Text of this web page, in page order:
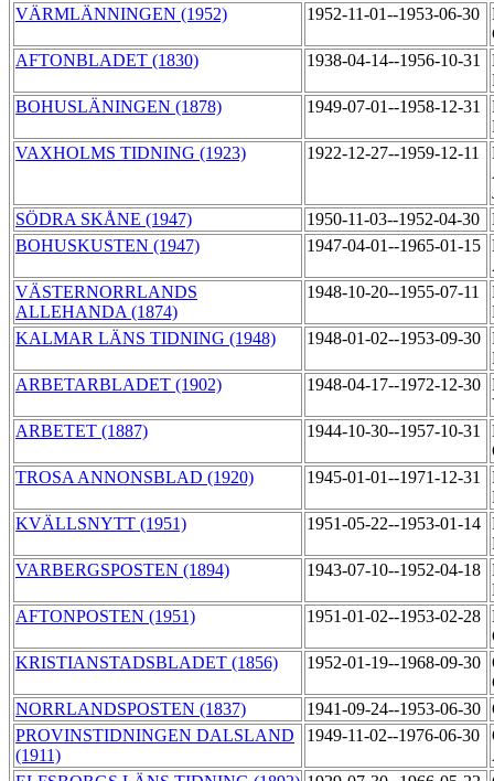
VÄRMLÄNNINGEN (1952)
1952-11-01--1953-06-30
AFTONBLADET (1830)
1938-04-14--1956-10-31
BOHUSLÄNINGEN (1878)
1949-07-01--1958-12-31
VAXHOLMS TIDNING (1923)
1922-12-27--1959-12-11
SÖDRA SKÅNE (1947)
1950-11-03--1952-04-30
BOHUSKUSTEN (1947)
1947-04-01--1965-01-15
VÄSTERNORRLANDS
ALLEHANDA (1874)
1948-10-20--1955-07-11
KALMAR LÄNS TIDNING (1948)
1948-01-02--1953-09-30
ARBETARBLADET (1902)
1948-04-17--1972-12-30
ARBETET (1887)
1944-10-30--1957-10-31
TROSA ANNONSBLAD (1920)
1945-01-01--1971-12-31
KVÄLLSNYTT (1951)
1951-05-22--1953-01-14
VARBERGSPOSTEN (1894)
1943-07-10--1952-04-18
AFTONPOSTEN (1951)
1951-01-02--1953-02-28
KRISTIANSTADSBLADET (1856)
1952-01-19--1968-09-30
NORRLANDSPOSTEN (1837)
1941-09-24--1953-06-30
PROVINSTIDNINGEN DALSLAND
(1911)
1949-11-02--1976-06-30